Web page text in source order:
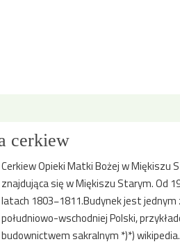
cerkiew
Cerkiew Opieki Matki Bożej w Miękiszu
znajdująca się w Miękiszu Starym. Od
latach 1803−1811.Budynek jest
południowo-wschodniej Polski,
budownictwem sakralnym *)*)